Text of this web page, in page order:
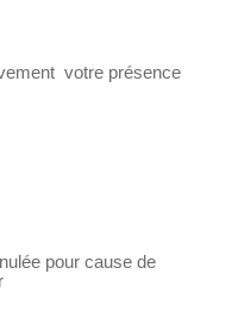
votre présence
pour cause de